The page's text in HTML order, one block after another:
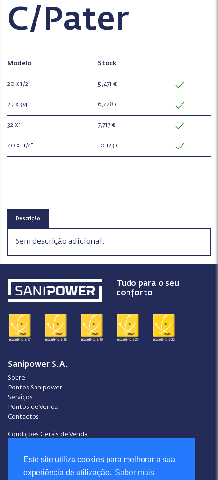
Este site utiliza cookies para melhorar a sua
experiência de utilização. Saber mais
C/Pater
Modelo Stock
20 x 1/2" 5,471 €
25 x 3/4" 6,448 €
32 x 1" 7,717 €
40 x 11/4" 10,123 €
Descrição
Sem descrição adicional.
Tudo para o seu
conforto
Sanipower S.A.
Sobre
Pontos Sanipower
Serviços
Pontos de Venda
Contactos
Condições Gerais de Venda
Política de Privacidade
Política de Cookies